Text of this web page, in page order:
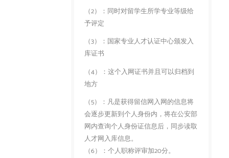
（2）：同时对留学生所学专业等级给
予评定
（3）：国家专业人才认证中心颁发入
库证书
（4）：这个入网证书并且可以归档到
地方
（5）：凡是获得留信网入网的信息将
会逐步更新到个人身份内，将在公安部
网内查询个人身份证信息后，同步读取
人才网入库信息。
（6）：个人职称评审加20分。